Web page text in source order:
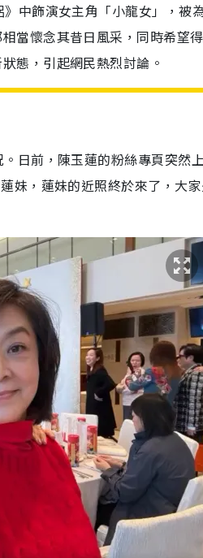
中飾演女主角「小龍女」，被
當懷念其昔日風采，同時希望
態，引起網民熱烈討論。
日前，陳玉蓮的粉絲專頁突然
妹，蓮妹的近照終於來了，大